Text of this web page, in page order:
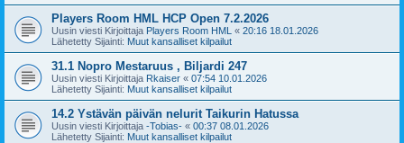
Players Room HML HCP Open 7.2.2026
Uusin viesti Kirjoittaja Players Room HML « 20:16 18.01.2026
Lähetetty Sijainti: Muut kansalliset kilpailut
31.1 Nopro Mestaruus , Biljardi 247
Uusin viesti Kirjoittaja Rkaiser « 07:54 10.01.2026
Lähetetty Sijainti: Muut kansalliset kilpailut
14.2 Ystävän päivän nelurit Taikurin Hatussa
Uusin viesti Kirjoittaja -Tobias- « 00:37 08.01.2026
Lähetetty Sijainti: Muut kansalliset kilpailut